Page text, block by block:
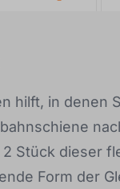
hilft, in denen
Stück dieser
Form der